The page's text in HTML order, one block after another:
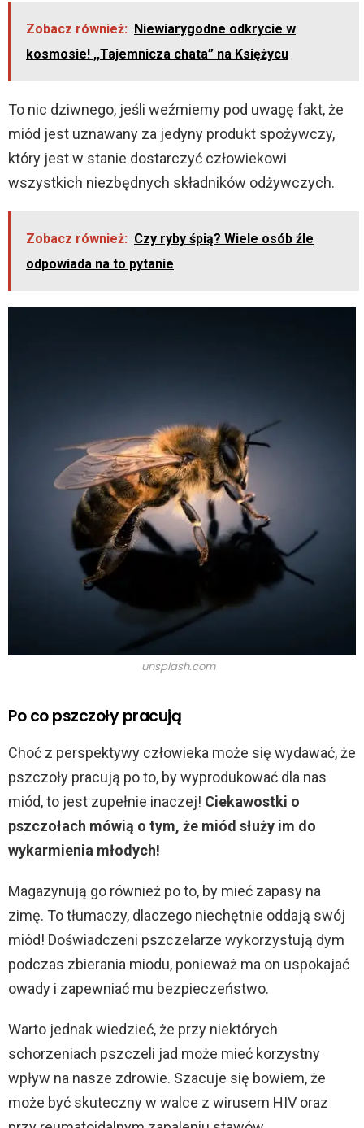
Zobacz również: Niewiarygodne odkrycie w
kosmosie! ,,Tajemnicza chata” na Księżycu
To nic dziwnego, jeśli weźmiemy pod uwagę fakt, że
miód jest uznawany za jedyny produkt spożywczy,
który jest w stanie dostarczyć człowiekowi
wszystkich niezbędnych składników odżywczych.
Zobacz również: Czy ryby śpią? Wiele osób źle
odpowiada na to pytanie
unsplash.com
Po co pszczoły pracują
Choć z perspektywy człowieka może się wydawać, że
pszczoły pracują po to, by wyprodukować dla nas
miód, to jest zupełnie inaczej! Ciekawostki o
pszczołach mówią o tym, że miód służy im do
wykarmienia młodych!
Magazynują go również po to, by mieć zapasy na
zimę. To tłumaczy, dlaczego niechętnie oddają swój
miód! Doświadczeni pszczelarze wykorzystują dym
podczas zbierania miodu, ponieważ ma on uspokajać
owady i zapewniać mu bezpieczeństwo.
Warto jednak wiedzieć, że przy niektórych
schorzeniach pszczeli jad może mieć korzystny
wpływ na nasze zdrowie. Szacuje się bowiem, że
może być skuteczny w walce z wirusem HIV oraz